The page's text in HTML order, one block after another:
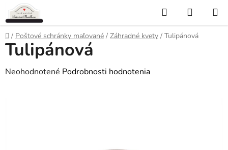
Prejsť
na
obsah
Hľadať
KOŠÍK
Domov
/ Poštové schránky maľované / Záhradné kvety / Tulipánová
Tulipánová
Priemerné
Neohodnotené Podrobnosti hodnotenia